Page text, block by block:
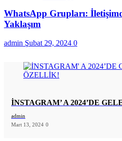
WhatsApp Grupları:
Yaklaşım
admin Şubat 29, 2024 0
İNSTAGRAM’ A 2024’DE
admin
Mart 13, 2024 0